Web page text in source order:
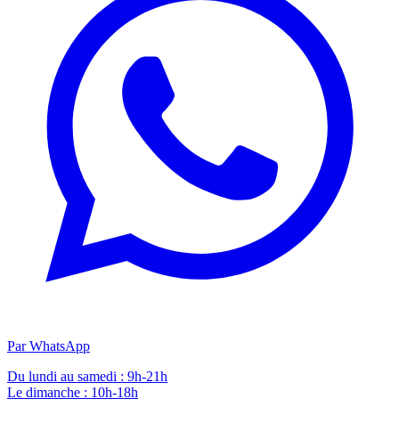
Par WhatsApp
Du lundi au samedi : 9h-21h
Le dimanche : 10h-18h